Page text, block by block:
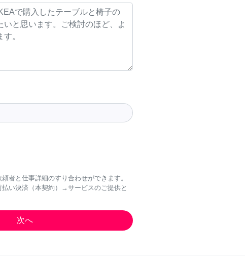
者と仕事詳細のすり合わせができます。
い決済（本契約）→サービスのご提供と